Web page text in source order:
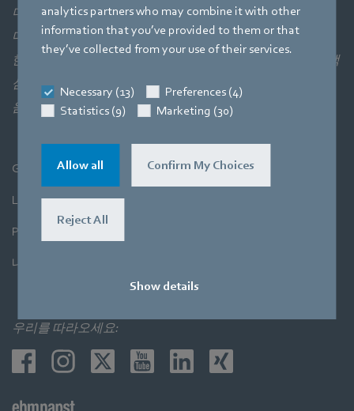
analytics partners who may combine it with other
information that you’ve provided to them or that
they’ve collected from your use of their services.
Necessary (13)
Preferences (4)
Statistics (9)
Marketing (30)
Allow all Confirm My Choices
Reject All
Show details
더 큰 그림을 볼 수 없다면 이 중 어느 것도 가능할 수 없습니
다. ebm‑papst는 모터 기술, 전자공학 및 공기역학 간의 완벽
한 상호 작용을 의미합니다. 당사의 제품은 당사의 세 가지 핵
심 전문 분야를 면밀하게 결합합니다. 목표는 언제나 공기와
움직임을 가장 효율적으로 사용하는 것입니다.
General Terms and Conditions
Legal Notice
Privacy Policy
내부고발 시스템
우리를 따라오세요: